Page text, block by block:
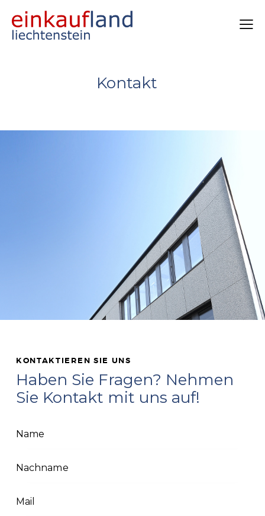
Kontakt
KONTAKTIEREN SIE UNS
Haben Sie Fragen? Nehmen
Sie Kontakt mit uns auf!